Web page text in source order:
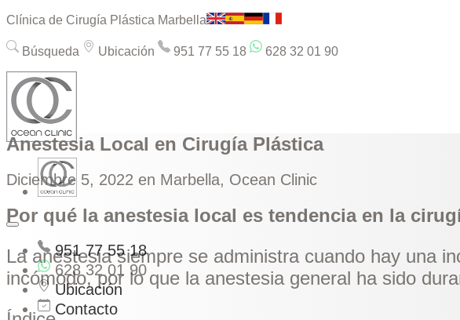
Clínica de Cirugía Plástica Marbella
Búsqueda Ubicación 951 77 55 18 628 32 01 90
951 77 55 18
628 32 01 90
Ubicación
Contacto
Anestesia Local en Cirugía Plástica
Diciembre 5, 2022 en Marbella, Ocean Clinic
Por qué la anestesia local es tendencia en la
La anestesia siempre se administra cuando hay una
incómodo, por lo que la anestesia general ha sido